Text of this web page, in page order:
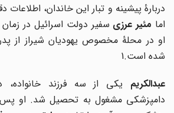
دربارۀ پیشینه و تبار این خاندان،
امامئیر عرزیسفیر دولت اسرائیل در زمان
او در محلۀ مخصوص یهودیان شیراز از پدر
شده است.1
عبدالکریمیکی از سه فرزند خانواده،
دامپزشکی مشغول به تحصیل شد. او پس